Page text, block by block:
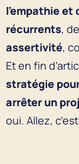
l’empathie et
récurrents,
assertivité,
Et en fin
stratégie
arrêter un
oui. Allez,